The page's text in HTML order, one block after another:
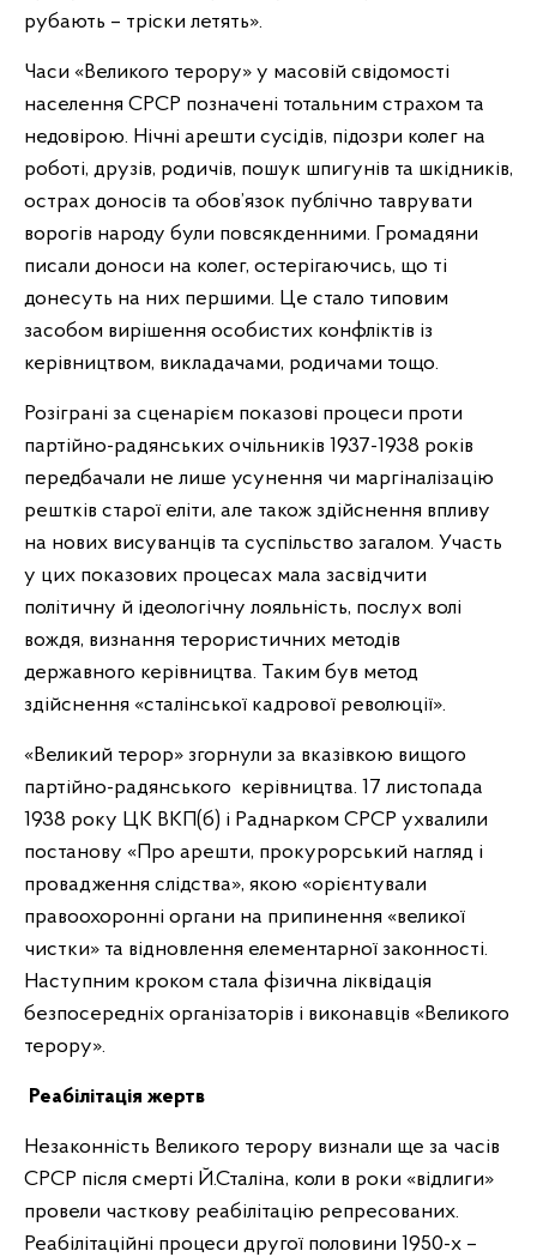
рубають – тріски летять».
Часи «Великого терору» у масовій свідомості
населення СРСР позначені тотальним страхом та
недовірою. Нічні арешти сусідів, підозри колег на
роботі, друзів, родичів, пошук шпигунів та шкідників,
острах доносів та обов’язок публічно таврувати
ворогів народу були повсякденними. Громадяни
писали доноси на колег, остерігаючись, що ті
донесуть на них першими. Це стало типовим
засобом вирішення особистих конфліктів із
керівництвом, викладачами, родичами тощо.
Розіграні за сценарієм показові процеси проти
партійно-радянських очільників 1937-1938 років
передбачали не лише усунення чи маргіналізацію
рештків старої еліти, але також здійснення впливу
на нових висуванців та суспільство загалом. Участь
у цих показових процесах мала засвідчити
політичну й ідеологічну лояльність, послух волі
вождя, визнання терористичних методів
державного керівництва. Таким був метод
здійснення «сталінської кадрової революції».
«Великий терор» згорнули за вказівкою вищого
партійно-радянського керівництва. 17 листопада
1938 року ЦК ВКП(б) і Раднарком СРСР ухвалили
постанову «Про арешти, прокурорський нагляд і
провадження слідства», якою «орієнтували
правоохоронні органи на припинення «великої
чистки» та відновлення елементарної законності.
Наступним кроком стала фізична ліквідація
безпосередніх організаторів і виконавців «Великого
терору».
Реабілітація жертв
Незаконність Великого терору визнали ще за часів
СРСР після смерті Й.Сталіна, коли в роки «відлиги»
провели часткову реабілітацію репресованих.
Реабілітаційні процеси другої половини 1950-х –